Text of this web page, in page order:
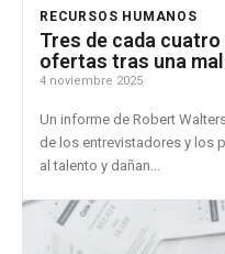
RECURSOS HUMANOS
Tres de cada
ofertas tras una
4 noviembre 2025
Un informe de Robert
de los entrevistadores y los
al talento y dañan...